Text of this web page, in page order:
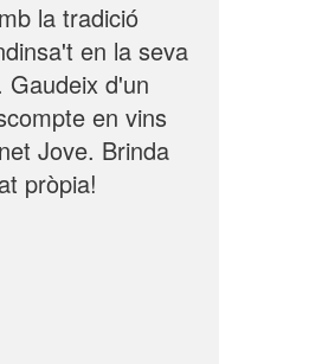
la tradició
en la seva
Gaudeix d'un
en vins
Jove. Brinda
pròpia!